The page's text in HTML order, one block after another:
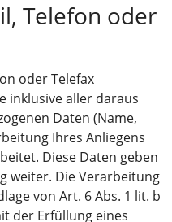
Telefon oder
oder Telefax
inklusive aller daraus
Daten (Name,
Ihres Anliegens
Diese Daten geben
weiter. Die Verarbeitung
von Art. 6 Abs. 1 lit. b
der Erfüllung eines